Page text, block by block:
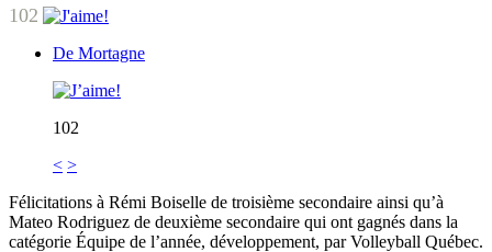
102
De Mortagne
102
< >
Félicitations à Rémi Boiselle de troisième secondaire ainsi qu’à
Mateo Rodriguez de deuxième secondaire qui ont gagnés dans la
catégorie Équipe de l’année, développement, par Volleyball Québec.